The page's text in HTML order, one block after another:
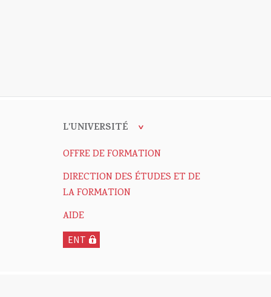
L'UNIVERSITÉ
OFFRE DE FORMATION
DIRECTION DES ÉTUDES ET DE
LA FORMATION
AIDE
ENT